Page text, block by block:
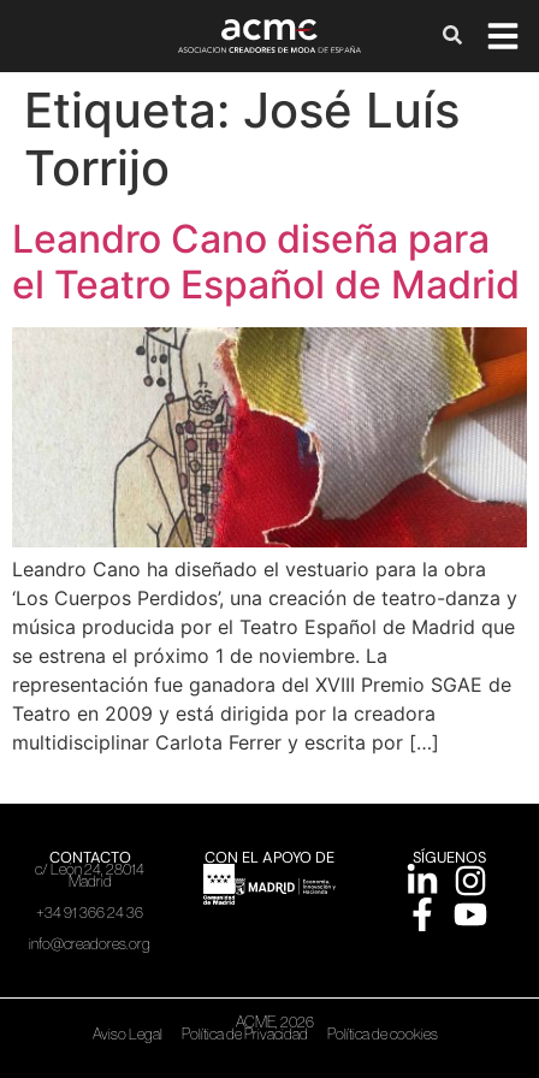
Etiqueta: José Luís
Torrijo
Leandro Cano diseña para
el Teatro Español de Madrid
Leandro Cano ha diseñado el vestuario para la obra
‘Los Cuerpos Perdidos’, una creación de teatro-danza y
música producida por el Teatro Español de Madrid que
se estrena el próximo 1 de noviembre. La
representación fue ganadora del XVIII Premio SGAE de
Teatro en 2009 y está dirigida por la creadora
multidisciplinar Carlota Ferrer y escrita por […]
CONTACTO
c/ León 24, 28014
Madrid
+34 91 366 24 36
info@creadores.org
CON EL APOYO DE SÍGUENOS
ACME, 2026
Aviso Legal Política de Privacidad Política de cookies